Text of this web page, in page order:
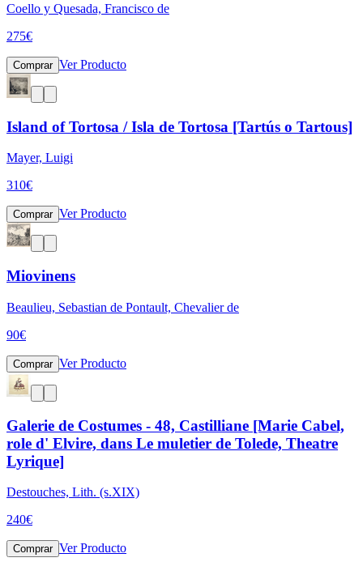
Coello y Quesada, Francisco de
275€
Comprar Ver Producto
Island of Tortosa / Isla de Tortosa [Tartús o Tartous]
Mayer, Luigi
310€
Comprar Ver Producto
Miovinens
Beaulieu, Sebastian de Pontault, Chevalier de
90€
Comprar Ver Producto
Galerie de Costumes - 48, Castilliane [Marie Cabel,
role d' Elvire, dans Le muletier de Tolede, Theatre
Lyrique]
Destouches, Lith. (s.XIX)
240€
Comprar Ver Producto